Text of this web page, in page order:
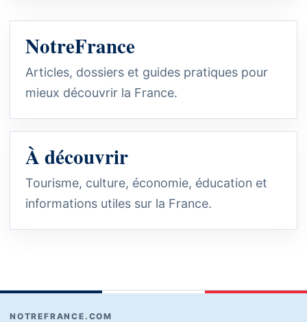
NotreFrance
Articles, dossiers et guides pratiques pour
mieux découvrir la France.
À découvrir
Tourisme, culture, économie, éducation et
informations utiles sur la France.
NOTREFRANCE.COM